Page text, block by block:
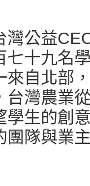
公益
七十九名
來自北部
台灣農業
學生的創
團隊與業